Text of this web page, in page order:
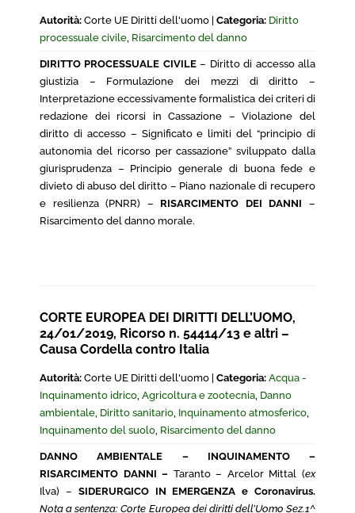
Autorità: Corte UE Diritti dell'uomo | Categoria: Diritto
processuale civile, Risarcimento del danno
DIRITTO PROCESSUALE CIVILE– Diritto di accesso alla
giustizia – Formulazione dei mezzi di diritto –
Interpretazione eccessivamente formalistica dei criteri di
redazione dei ricorsi in Cassazione – Violazione del
diritto di accesso – Significato e limiti del “principio di
autonomia del ricorso per cassazione” sviluppato dalla
giurisprudenza – Principio generale di buona fede e
divieto di abuso del diritto – Piano nazionale di recupero
e resilienza (PNRR) – RISARCIMENTO DEI DANNI –
Risarcimento del danno morale.
CORTE EUROPEA DEI DIRITTI DELL’UOMO,
24/01/2019, Ricorso n. 54414/13 e altri –
Causa Cordella contro Italia
Autorità: Corte UE Diritti dell'uomo | Categoria: Acqua -
Inquinamento idrico, Agricoltura e zootecnia, Danno
ambientale, Diritto sanitario, Inquinamento atmosferico,
Inquinamento del suolo, Risarcimento del danno
DANNO AMBIENTALE – INQUINAMENTO –
RISARCIMENTO DANNI – Taranto – Arcelor Mittal (ex
Ilva) – SIDERURGICO IN EMERGENZA e Coronavirus.
Nota a sentenza: Corte Europea dei diritti dell’Uomo Sez.1^